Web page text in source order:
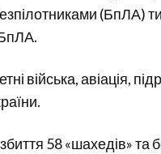
(БпЛА)
війська, авіація,
58 «шахедів» та